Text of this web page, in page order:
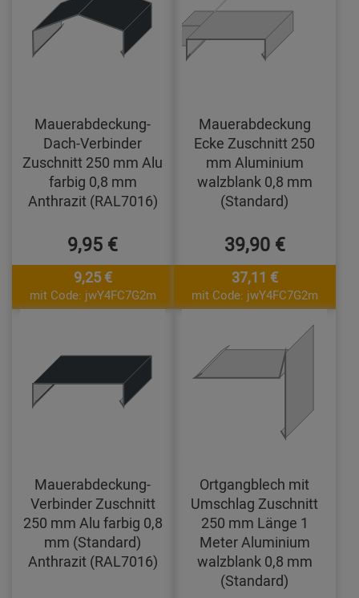
Mauerabdeckung-
Dach-Verbinder
Zuschnitt 250 mm Alu
farbig 0,8 mm
Anthrazit (RAL7016)
9,95 €
9,25 €
mit Code: jwY4FC7G2m
Mauerabdeckung
Ecke Zuschnitt 250
mm Aluminium
walzblank 0,8 mm
(Standard)
39,90 €
37,11 €
mit Code: jwY4FC7G2m
Mauerabdeckung-
Verbinder Zuschnitt
250 mm Alu farbig 0,8
mm (Standard)
Anthrazit (RAL7016)
Ortgangblech mit
Umschlag Zuschnitt
250 mm Länge 1
Meter Aluminium
walzblank 0,8 mm
(Standard)